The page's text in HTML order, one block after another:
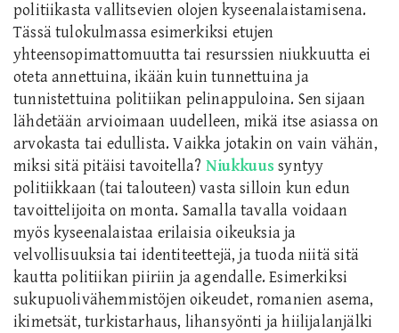
politiikasta vallitsevien olojen kyseenalaistamisena.
Tässä tulokulmassa esimerkiksi etujen
yhteensopimattomuutta tai resurssien niukkuutta ei
oteta annettuina, ikään kuin tunnettuina ja
tunnistettuina politiikan pelinappuloina. Sen sijaan
lähdetään arvioimaan uudelleen, mikä itse asiassa on
arvokasta tai edullista. Vaikka jotakin on vain vähän,
miksi sitä pitäisi tavoitella? Niukkuussyntyy
politiikkaan (tai talouteen) vasta silloin kun edun
tavoittelijoita on monta. Samalla tavalla voidaan
myös kyseenalaistaa erilaisia oikeuksia ja
velvollisuuksia tai identiteettejä, ja tuoda niitä sitä
kautta politiikan piiriin ja agendalle. Esimerkiksi
sukupuolivähemmistöjen oikeudet, romanien asema,
ikimetsät, turkistarhaus, lihansyönti ja hiilijalanjälki